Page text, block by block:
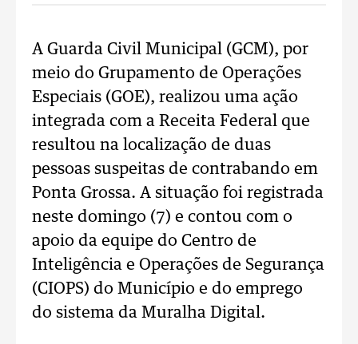
A Guarda Civil Municipal (GCM), por
meio do Grupamento de Operações
Especiais (GOE), realizou uma ação
integrada com a Receita Federal que
resultou na localização de duas
pessoas suspeitas de contrabando em
Ponta Grossa. A situação foi registrada
neste domingo (7) e contou com o
apoio da equipe do Centro de
Inteligência e Operações de Segurança
(CIOPS) do Município e do emprego
do sistema da Muralha Digital.